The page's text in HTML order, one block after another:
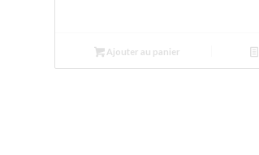
Ajouter au panier